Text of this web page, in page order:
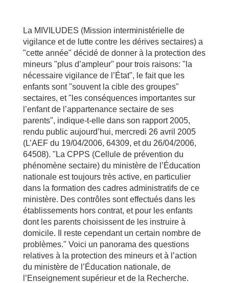
La MIVILUDES (Mission interministérielle de
vigilance et de lutte contre les dérives sectaires) a
"cette année" décidé de donner à la protection des
mineurs "plus d’ampleur" pour trois raisons: "la
nécessaire vigilance de l’État", le fait que les
enfants sont "souvent la cible des groupes"
sectaires, et "les conséquences importantes sur
l’enfant de l’appartenance sectaire de ses
parents", indique-t-elle dans son rapport 2005,
rendu public aujourd’hui, mercredi 26 avril 2005
(L’AEF du 19/04/2006, 64309, et du 26/04/2006,
64508). "La CPPS (Cellule de prévention du
phénomène sectaire) du ministère de l’Éducation
nationale est toujours très active, en particulier
dans la formation des cadres administratifs de ce
ministère. Des contrôles sont effectués dans les
établissements hors contrat, et pour les enfants
dont les parents choisissent de les instruire à
domicile. Il reste cependant un certain nombre de
problèmes." Voici un panorama des questions
relatives à la protection des mineurs et à l’action
du ministère de l’Éducation nationale, de
l’Enseignement supérieur et de la Recherche.